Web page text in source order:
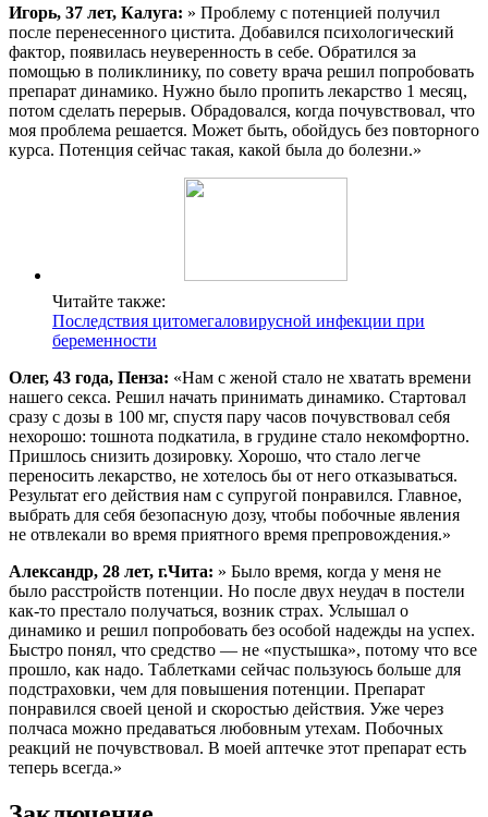
Игорь, 37 лет, Калуга: » Проблему с потенцией получил
после перенесенного цистита. Добавился психологический
фактор, появилась неуверенность в себе. Обратился за
помощью в поликлинику, по совету врача решил попробовать
препарат динамико. Нужно было пропить лекарство 1 месяц,
потом сделать перерыв. Обрадовался, когда почувствовал, что
моя проблема решается. Может быть, обойдусь без повторного
курса. Потенция сейчас такая, какой была до болезни.»
Читайте также:
Последствия цитомегаловирусной инфекции при
беременности
Олег, 43 года, Пенза: «Нам с женой стало не хватать времени
нашего секса. Решил начать принимать динамико. Стартовал
сразу с дозы в 100 мг, спустя пару часов почувствовал себя
нехорошо: тошнота подкатила, в грудине стало некомфортно.
Пришлось снизить дозировку. Хорошо, что стало легче
переносить лекарство, не хотелось бы от него отказываться.
Результат его действия нам с супругой понравился. Главное,
выбрать для себя безопасную дозу, чтобы побочные явления
не отвлекали во время приятного время препровождения.»
Александр, 28 лет, г.Чита: » Было время, когда у меня не
было расстройств потенции. Но после двух неудач в постели
как-то престало получаться, возник страх. Услышал о
динамико и решил попробовать без особой надежды на успех.
Быстро понял, что средство — не «пустышка», потому что все
прошло, как надо. Таблетками сейчас пользуюсь больше для
подстраховки, чем для повышения потенции. Препарат
понравился своей ценой и скоростью действия. Уже через
полчаса можно предаваться любовным утехам. Побочных
реакций не почувствовал. В моей аптечке этот препарат есть
теперь всегда.»